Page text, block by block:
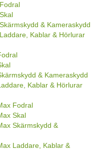
& Kameraskydd
Kablar & Hörlurar
& Kameraskydd
Kablar & Hörlurar
Fodral
Skal
Skärmskydd &
Laddare, Kablar &